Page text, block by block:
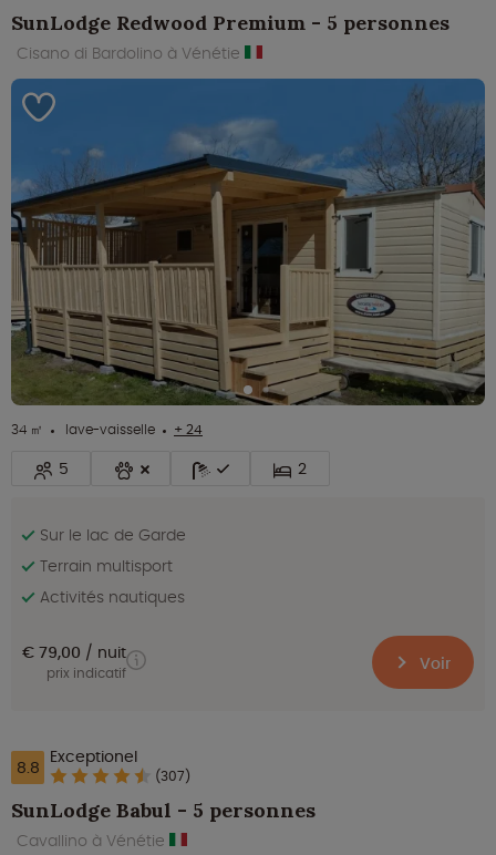
SunLodge Redwood Premium - 5 personnes
Cisano di Bardolino à Vénétie
34 ㎡ lave-vaisselle + 24
5 2
Sur le lac de Garde
Terrain multisport
Activités nautiques
€ 79,00 nuit
prix indicatif Voir
8.8 Exceptionel
(307)
SunLodge Babul - 5 personnes
Cavallino à Vénétie